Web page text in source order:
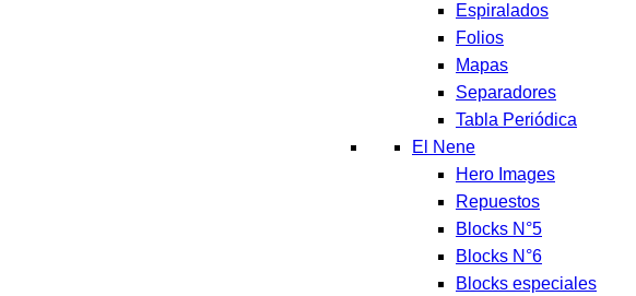
Espiralados
Folios
Mapas
Separadores
Tabla Periódica
El Nene
Hero Images
Repuestos
Blocks N°5
Blocks N°6
Blocks especiales